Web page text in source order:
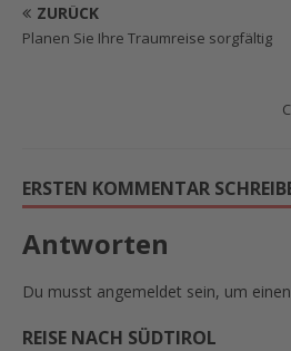
ZURÜCK
Planen Sie Ihre Traumreise sorgfältig
ERSTEN KOMMENTAR
Antworten
Du musst angemeldet sein, um
REISE NACH SÜDTIROL